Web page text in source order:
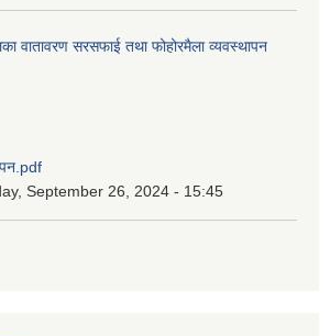
वातावरण सरसफाई तथा फोहोरमैला व्यवस्थापन
September 26, 2024 - 15:45